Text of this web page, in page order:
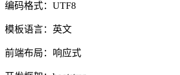
编码格式：UTF8
模板语言：英文
前端布局：响应式